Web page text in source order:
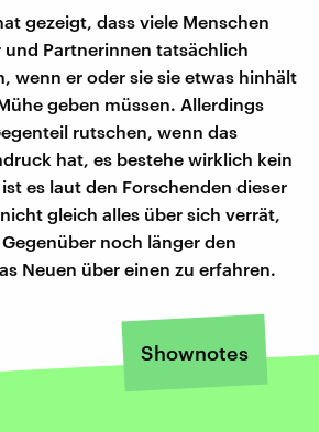
gezeigt, dass viele Menschen
und Partnerinnen tatsächlich
wenn er oder sie sie etwas hinhält
geben müssen. Allerdings
rutschen, wenn das
hat, es bestehe wirklich kein
es laut den Forschenden dieser
gleich alles über sich verrät,
noch länger den
Neuen über einen zu erfahren.
Shownotes